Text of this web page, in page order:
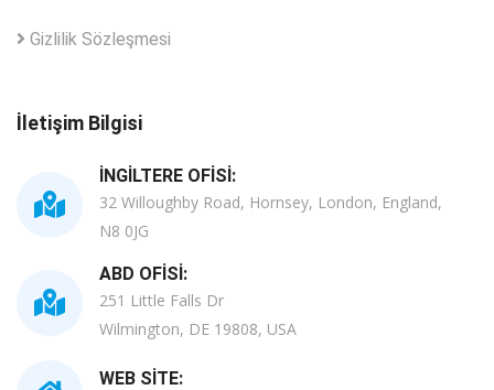
Gizlilik Sözleşmesi
İletişim Bilgisi
İNGILTERE OFISI:
32 Willoughby Road, Hornsey, London, England,
N8 0JG
ABD OFISI:
251 Little Falls Dr
Wilmington, DE 19808, USA
WEB SITE: